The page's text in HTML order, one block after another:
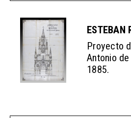
ESTEBAN
Proyecto
Antonio
1885.